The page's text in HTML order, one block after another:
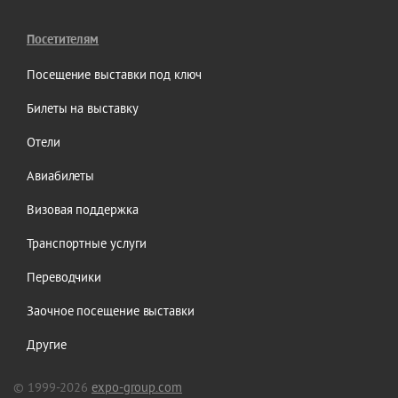
Посетителям
Посещение выставки под ключ
Билеты на выставку
Отели
Авиабилеты
Визовая поддержка
Транспортные услуги
Переводчики
Заочное посещение выставки
Другие
© 1999-2026 expo-group.com